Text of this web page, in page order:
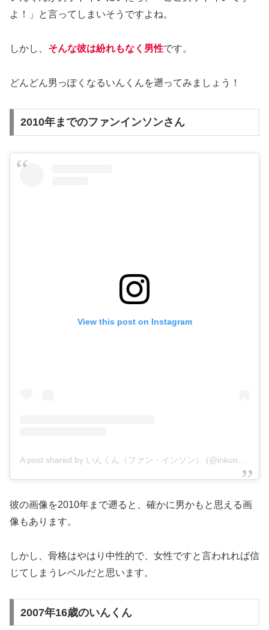
よ！」と言ってしまいそうですよね。
しかし、 そんな彼は紛れもなく男性です。
どんどん男っぽくなるいんくんを遡ってみましょう！
2010年までのファンインソンさん
View this post on Instagram
A post shared by いんくん（ファン・インソン） (@inkungohan)
彼の画像を2010年まで遡ると、確かに男かもと思える画
像もあります。
しかし、骨格はやはり中性的で、女性ですと言われれば信
じてしまうレベルだと思います。
2007年16歳のいんくん